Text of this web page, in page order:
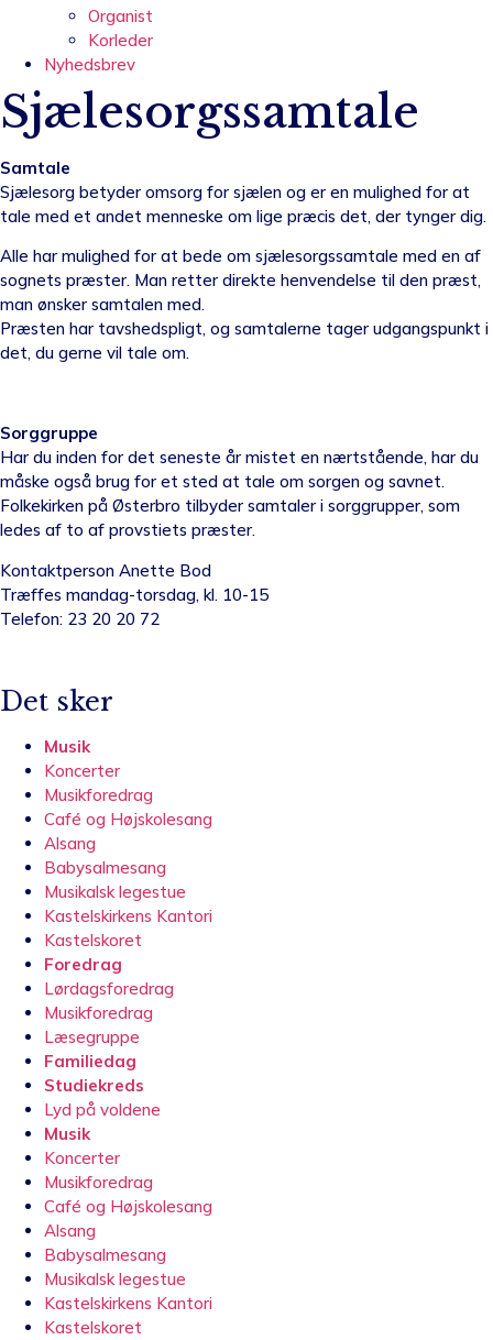
Organist
Korleder
Nyhedsbrev
Sjælesorgssamtale
Samtale
Sjælesorg betyder omsorg for sjælen og er en mulighed for at
tale med et andet menneske om lige præcis det, der tynger dig.
Alle har mulighed for at bede om sjælesorgssamtale med en af
sognets præster. Man retter direkte henvendelse til den præst,
man ønsker samtalen med.
Præsten har tavshedspligt, og samtalerne tager udgangspunkt i
det, du gerne vil tale om.
Sorggruppe
Har du inden for det seneste år mistet en nærtstående, har du
måske også brug for et sted at tale om sorgen og savnet.
Folkekirken på Østerbro tilbyder samtaler i sorggrupper, som
ledes af to af provstiets præster.
Kontaktperson Anette Bod
Træffes mandag-torsdag, kl. 10-15
Telefon: 23 20 20 72
Det sker
Musik
Koncerter
Musikforedrag
Café og Højskolesang
Alsang
Babysalmesang
Musikalsk legestue
Kastelskirkens Kantori
Kastelskoret
Foredrag
Lørdagsforedrag
Musikforedrag
Læsegruppe
Familiedag
Studiekreds
Lyd på voldene
Musik
Koncerter
Musikforedrag
Café og Højskolesang
Alsang
Babysalmesang
Musikalsk legestue
Kastelskirkens Kantori
Kastelskoret